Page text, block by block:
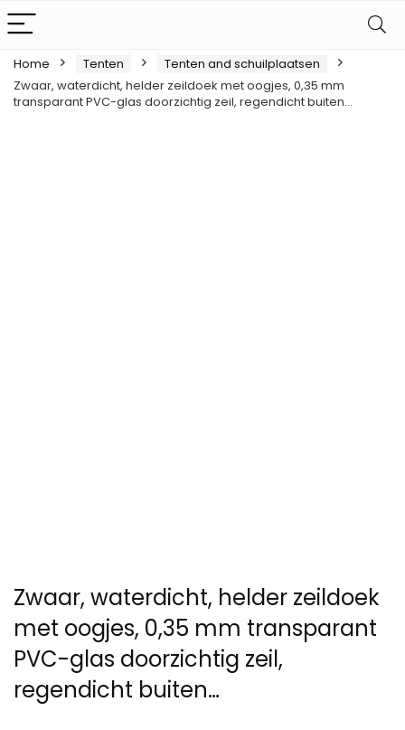
Home Tenten
Tenten and schuilplaatsen
Zwaar, waterdicht, helder zeildoek met oogjes, 0,35 mm
transparant PVC-glas doorzichtig zeil, regendicht buiten…
Zwaar, waterdicht, helder zeildoek
met oogjes, 0,35 mm transparant
PVC-glas doorzichtig zeil,
regendicht buiten…